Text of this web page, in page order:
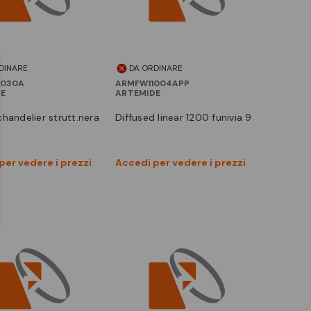
chandelier strutt.nera
vedere i prezzi
Confronta
DA ORDINARE
ARMFW11004APP
ARTEMIDE
diffused linear 1200 funivia 9
Accedi per vedere i prezzi
Confronta